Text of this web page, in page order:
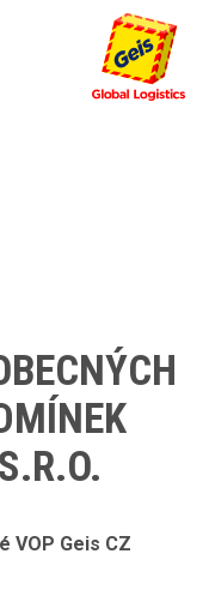
VOP Geis CZ